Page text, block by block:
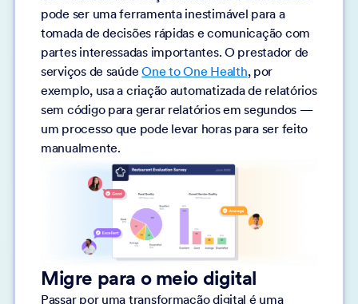
pode ser uma ferramenta inestimável para a
tomada de decisões rápidas e comunicação com
partes interessadas importantes. O prestador de
serviços de saúdeOne to One Health, por
exemplo, usa a criação automatizada de relatórios
sem código para gerar relatórios em segundos —
um processo que pode levar horas para ser feito
manualmente.
Migre para o meio digital
Passar por uma transformação digital é uma